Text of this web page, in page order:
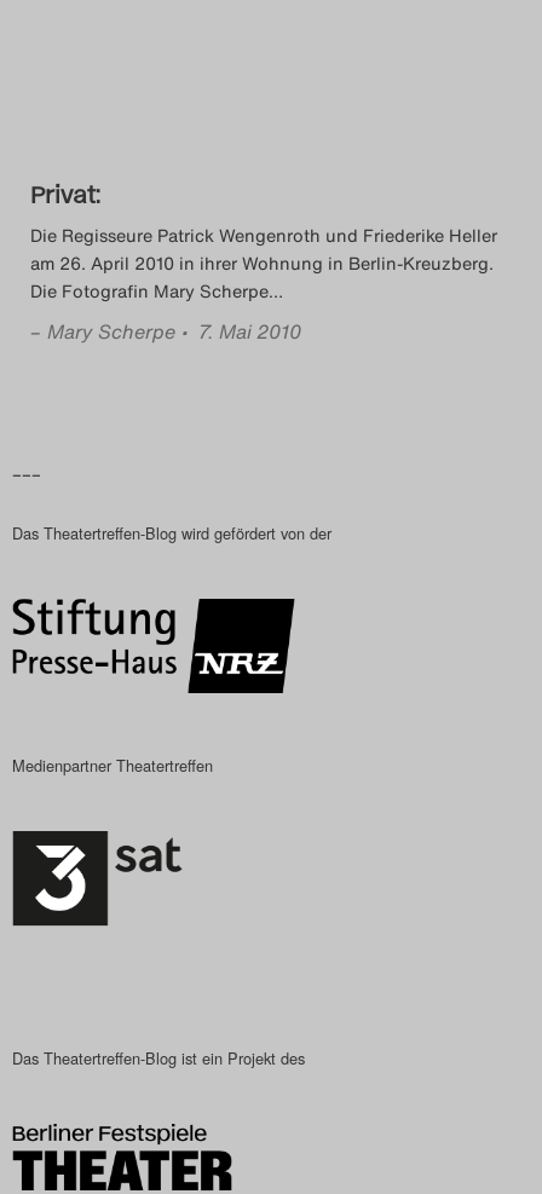
Das Theatertreffen-Blog
2016
Das Theatertreffen-Blog
2018
Das Theatertreffen-Blog
2018 Alumni
Das Theatertreffen-Blog
Das Theatertreffen-Blog
2022
Das Theatertreffen-Blog
2023
Privat:
Die Regisseure Patrick Wengenroth und Friederike Heller
am 26. April 2010 in ihrer Wohnung in Berlin-Kreuzberg.
Die Fotografin Mary Scherpe…
– Mary Scherpe • 7. Mai 2010
–––
Das Theatertreffen-Blog wird gefördert von der
Medienpartner Theatertreffen
Das Theatertreffen-Blog ist ein Projekt des